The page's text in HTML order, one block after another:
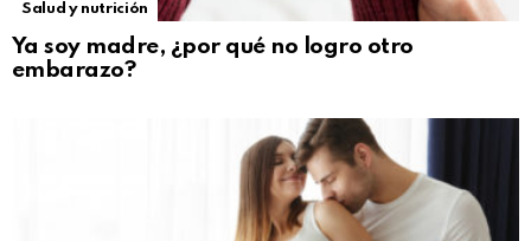
Salud y nutrición
Ya soy madre, ¿por qué no logro otro
embarazo?